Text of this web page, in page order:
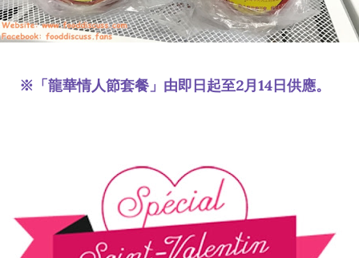
※「龍華情人節套餐」由即日起至2月14日供應。